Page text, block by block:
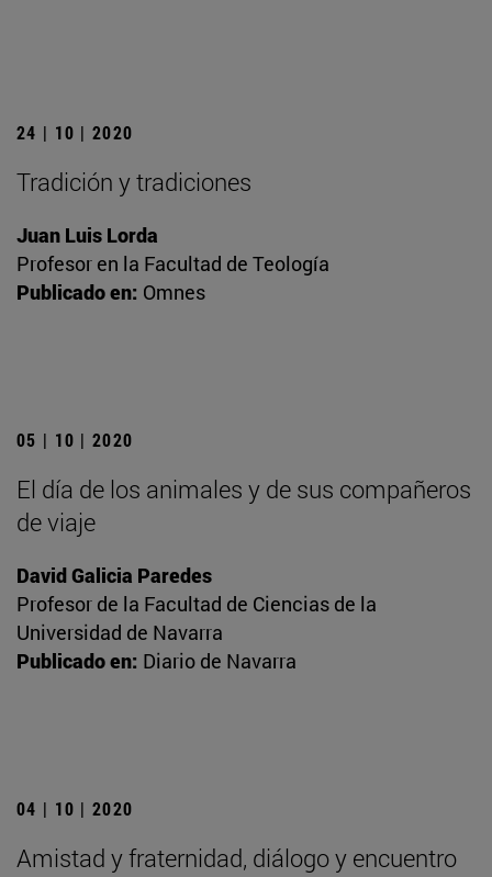
24 | 10 | 2020
Tradición y tradiciones
Juan Luis Lorda
Profesor en la Facultad de Teología
Publicado en: Omnes
05 | 10 | 2020
El día de los animales y de sus compañeros
de viaje
David Galicia Paredes
Profesor de la Facultad de Ciencias de la
Universidad de Navarra
Publicado en: Diario de Navarra
04 | 10 | 2020
Amistad y fraternidad, diálogo y encuentro